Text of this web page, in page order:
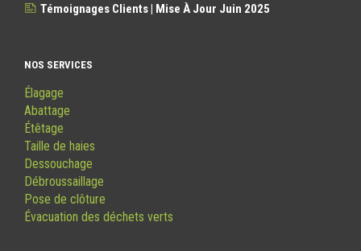
Témoignages Clients | Mise À Jour Juin 2025
NOS SERVICES
Élagage
Abattage
Étêtage
Taille de haies
Dessouchage
Débroussaillage
Pose de clôture
Évacuation des déchets verts